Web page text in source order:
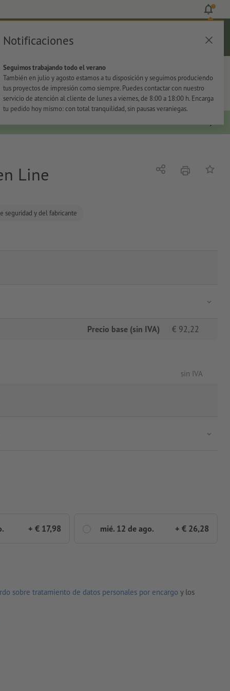
Notificaciones
Seguimos trabajando todo el verano
También en julio y agosto estamos a tu disposición y seguimos produciendo
tus proyectos de impresión como siempre. Puedes contactar con nuestro
servicio de atención al cliente de lunes a viernes, de 8:00 a 18:00 h. Encarga
tu pedido hoy mismo: con total tranquilidad, sin pausas veraniegas.
Cesta
Oficina Adhesivos
Line
seguridad y del fabricante
CompartirimprimirAñadir
Precio base (sin IVA) € 92,22
sin IVA
+ € 17,98 mié. 12 de ago. + € 26,28
sobre tratamiento de datos personales por encargo y los